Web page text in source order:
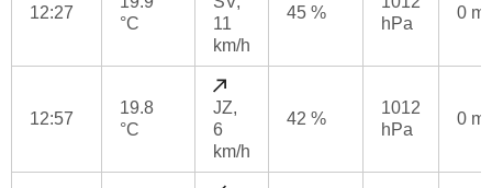
12:27
°C
11
km/h
45 %
hPa
0
12:57
19.8
°C
JZ,
6
km/h
42 %
1012
hPa
0